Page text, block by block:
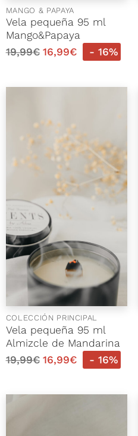
MANGO & PAPAYA
Vela pequeña 95 ml
Mango&Papaya
19,99€ 16,99€ - 16%
COLECCIÓN PRINCIPAL
Vela pequeña 95 ml
Almizcle de Mandarina
19,99€ 16,99€ - 16%